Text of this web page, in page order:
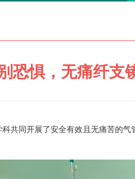
恐惧，无痛纤支
科共同开展了安全有效且无痛苦的